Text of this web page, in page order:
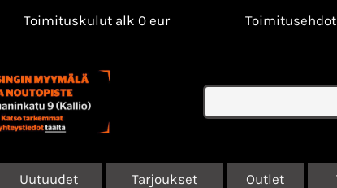
Toimituskulut alk 0 eur Toimitusehdot
Uutuudet Tarjoukset Outlet